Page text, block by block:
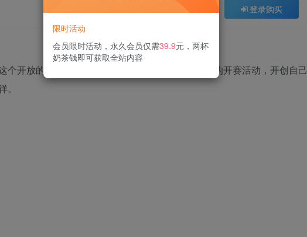
登录购买
开放的运动天堂里尽情驰骋。玩家可以参加盛大的开赛活动，开创自己
限时活动
会员限时活动，永久会员仅需39.9元，两杯
奶茶钱即可获取全站内容